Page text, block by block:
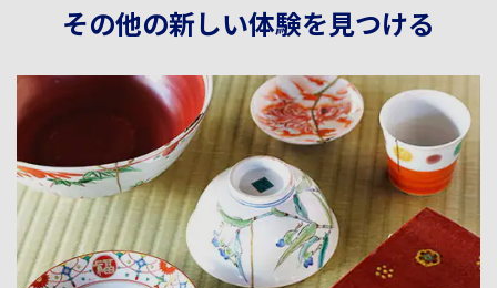
その他の新しい体験を見つける